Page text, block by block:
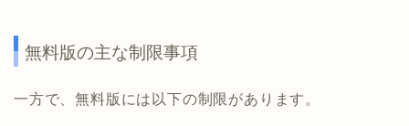
無料版の主な制限事項
一方で、無料版には以下の制限があります。